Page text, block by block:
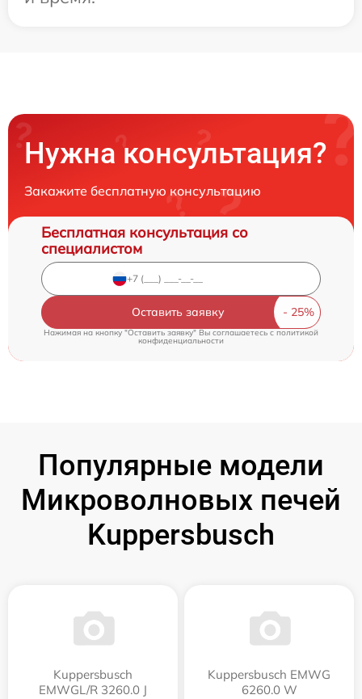
Нужна консультация?
Закажите бесплатную консультацию
Бесплатная консультация со
специалистом
Оставить заявку
Нажимая на кнопку "Оставить заявку" Вы соглашаетесь cполитикой
конфиденциальности
Популярные модели
Микроволновых печей
Kuppersbusch
Kuppersbusch
EMWGL/R 3260.0 J
Kuppersbusch EMWG
6260.0 W